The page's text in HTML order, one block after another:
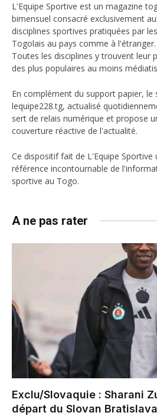
L'Equipe Sportive est un magazine
bimensuel consacré exclusivement
disciplines sportives pratiquées par les
Togolais au pays comme à l'étranger.
Toutes les disciplines y trouvent leur
des plus populaires au moins
En complément du support papier, le
lequipe228.tg, actualisé
sert de relais numérique et propose
couverture réactive de l'actualité.
Ce dispositif fait de L'Equipe Sportive
référence incontournable de
sportive au Togo.
A ne pas rater
Exclu/Slovaquie : Sharani
départ du Slovan Bratislava